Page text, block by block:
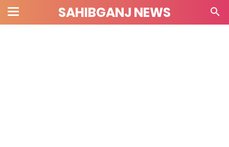
SAHIBGANJ NEWS